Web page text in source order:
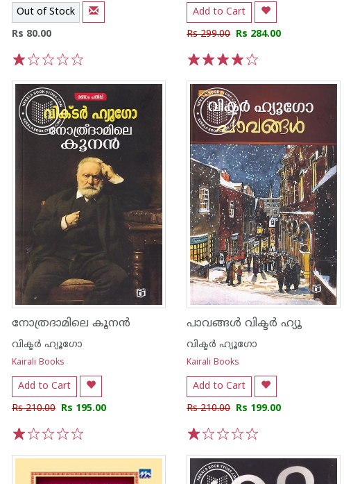
Out of Stock
Rs 80.00
Add to Cart
Rs 299.00 Rs 284.00
നോത്രദാമിലെ കൂനന്‍
വിക്ടര്‍ ഹ്യൂഗോ
Kairali Books
Add to Cart
Rs 210.00 Rs 195.00
പാവങ്ങള്‍ വിക്ടര്‍ ഹ്യൂ
വിക്ടര്‍ ഹ്യൂഗോ
Kairali Books
Add to Cart
Rs 210.00 Rs 199.00